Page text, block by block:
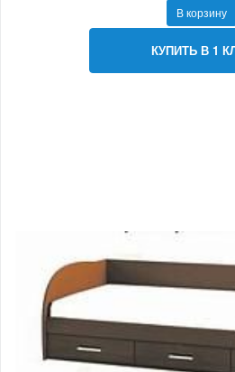
В корзину
КУПИТЬ В 1